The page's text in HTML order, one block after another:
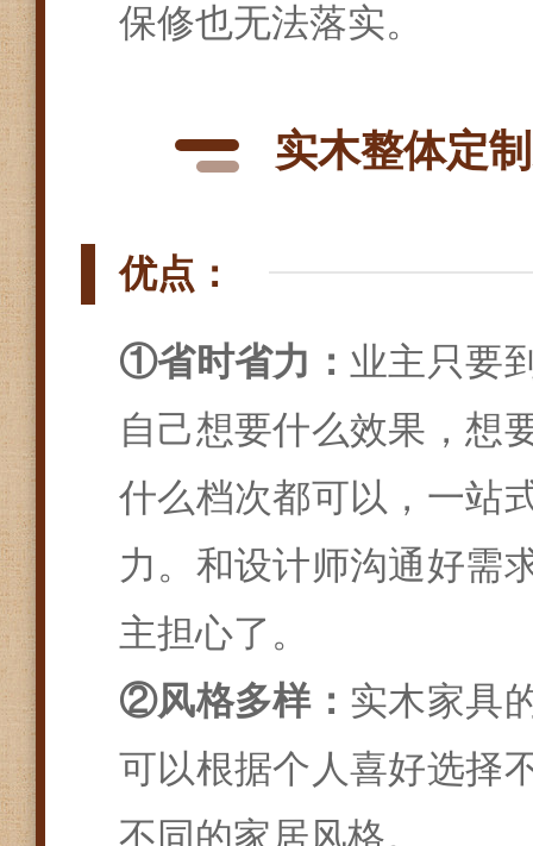
保修也无法落实。
实木整体定
优点：
①省时省力： 业主只要
自己想要什么效果，想
什么档次都可以，一站
力。和设计师沟通好需
主担心了。
②风格多样： 实木家具
可以根据个人喜好选择
不同的家居风格。